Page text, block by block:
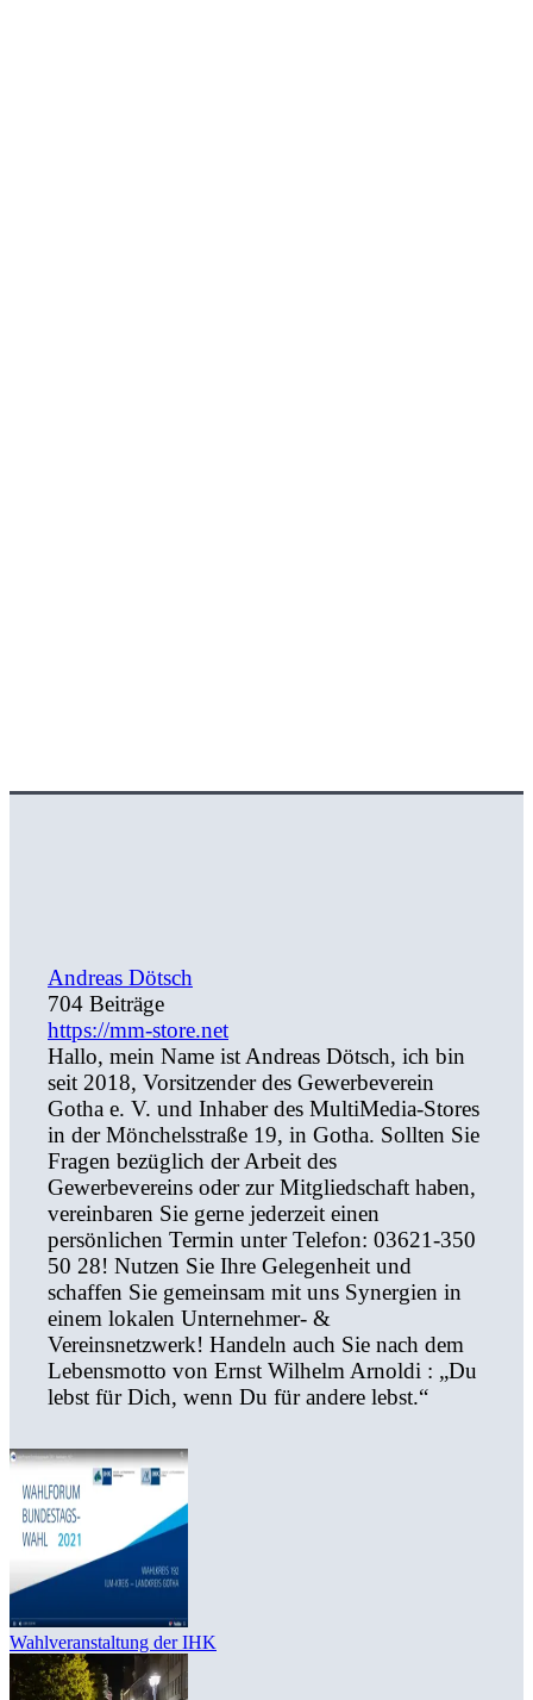
Andreas Dötsch
704 Beiträge
https://mm-store.net
Hallo, mein Name ist Andreas Dötsch, ich bin
seit 2018, Vorsitzender des Gewerbeverein
Gotha e. V. und Inhaber des MultiMedia-Stores
in der Mönchelsstraße 19, in Gotha. Sollten Sie
Fragen bezüglich der Arbeit des
Gewerbevereins oder zur Mitgliedschaft haben,
vereinbaren Sie gerne jederzeit einen
persönlichen Termin unter Telefon: 03621-350
50 28! Nutzen Sie Ihre Gelegenheit und
schaffen Sie gemeinsam mit uns Synergien in
einem lokalen Unternehmer- &
Vereinsnetzwerk! Handeln auch Sie nach dem
Lebensmotto von Ernst Wilhelm Arnoldi : „Du
lebst für Dich, wenn Du für andere lebst.“
Wahlveranstaltung der IHK